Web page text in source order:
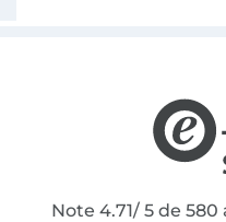
Note 4.71/ 5 de 580